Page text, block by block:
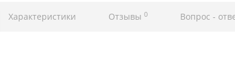
Характеристики Отзывы 0 Вопрос -